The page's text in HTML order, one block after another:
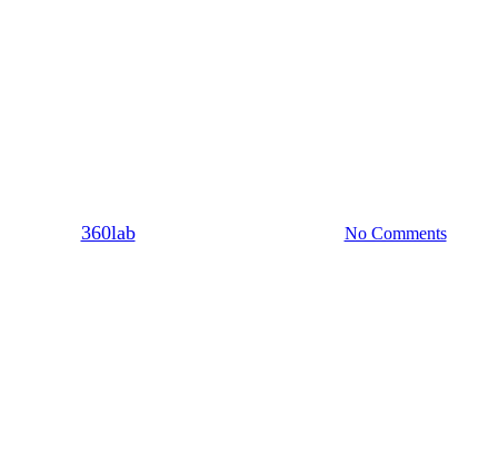
360lab21/10/2020 No Comments